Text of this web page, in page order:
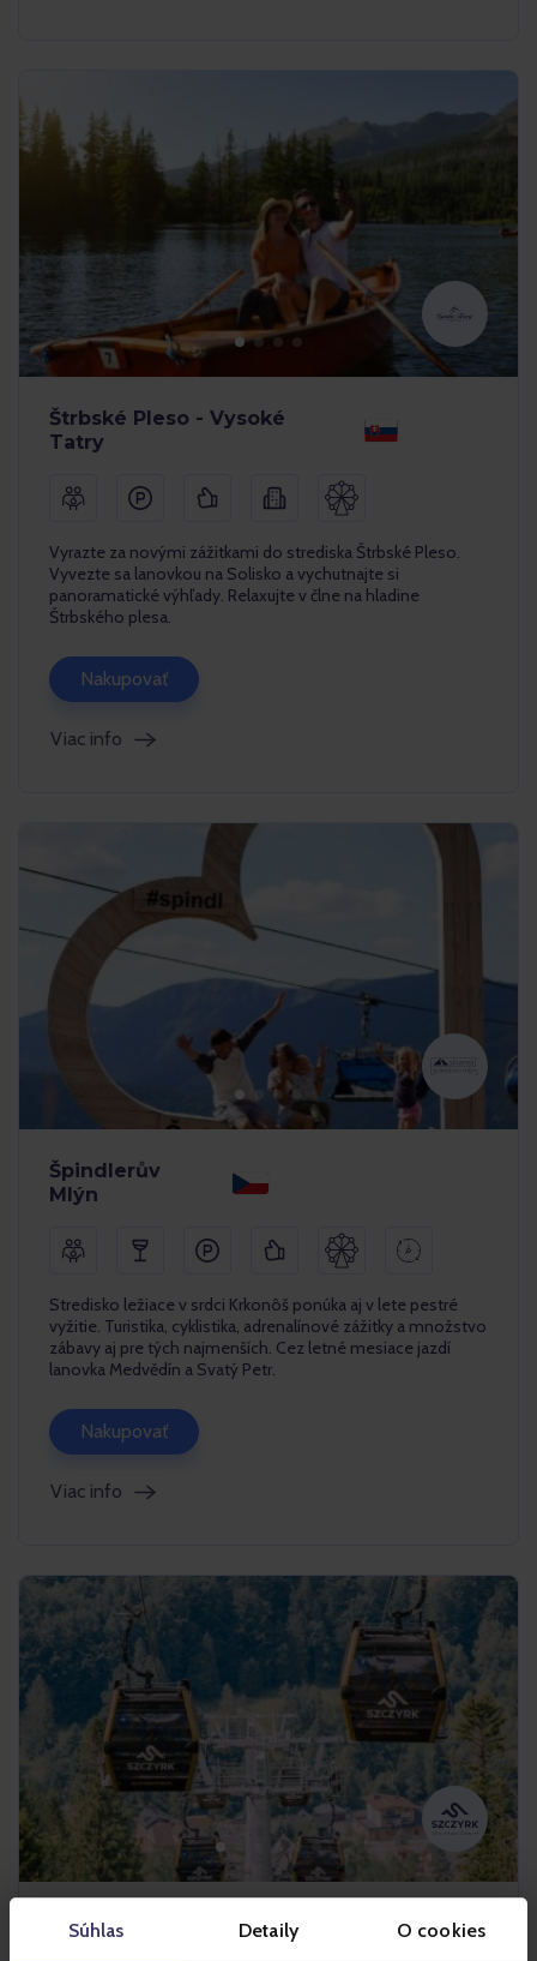
Súhlas Detaily O cookies
Štrbské Pleso - Vysoké
Tatry
Vyrazte za novými zážitkami do strediska Štrbské Pleso.
Vyvezte sa lanovkou na Solisko a vychutnajte si
panoramatické výhľady. Relaxujte v člne na hladine
Štrbského plesa.
Nakupovať
Viac info
Špindlerův
Mlýn
Stredisko ležiace v srdci Krkonôš ponúka aj v lete pestré
vyžitie. Turistika, cyklistika, adrenalínové zážitky a množstvo
zábavy aj pre tých najmenších. Cez letné mesiace jazdí
lanovka Medvědín a Svatý Petr.
Nakupovať
Viac info
Szczyrk